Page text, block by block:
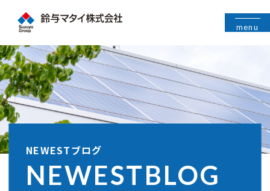
menu
NEWESTブログ
NEWESTBLOG